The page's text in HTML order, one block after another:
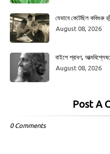
যেভাবে কেটেছিল কবিগুরু
August 08, 2026
বাইশে শ্রাবণ,
August 08, 2026
Post A
0 Comments